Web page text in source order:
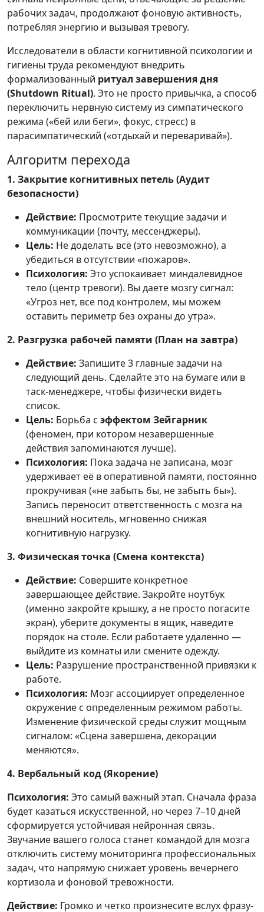
рабочих задач, продолжают фоновую активность,
потребляя энергию и вызывая тревогу.
Исследователи в области когнитивной психологии и
гигиены труда рекомендуют внедрить
формализованный ритуал завершения дня
(Shutdown Ritual). Это не просто привычка, а способ
переключить нервную систему из симпатического
режима («бей или беги», фокус, стресс) в
парасимпатический («отдыхай и переваривай»).
Алгоритм перехода
1. Закрытие когнитивных петель (Аудит
безопасности)
Действие: Просмотрите текущие задачи и
коммуникации (почту, мессенджеры).
Цель: Не доделать всё (это невозможно), а
убедиться в отсутствии «пожаров».
Психология: Это успокаивает миндалевидное
тело (центр тревоги). Вы даете мозгу сигнал:
«Угроз нет, все под контролем, мы можем
оставить периметр без охраны до утра».
2. Разгрузка рабочей памяти (План на завтра)
Действие: Запишите 3 главные задачи на
следующий день. Сделайте это на бумаге или в
таск-менеджере, чтобы физически видеть
список.
Цель: Борьба с эффектом Зейгарник
(феномен, при котором незавершенные
действия запоминаются лучше).
Психология: Пока задача не записана, мозг
удерживает её в оперативной памяти, постоянно
прокручивая («не забыть бы, не забыть бы»).
Запись переносит ответственность с мозга на
внешний носитель, мгновенно снижая
когнитивную нагрузку.
3. Физическая точка (Смена контекста)
Действие: Совершите конкретное
завершающее действие. Закройте ноутбук
(именно закройте крышку, а не просто погасите
экран), уберите документы в ящик, наведите
порядок на столе. Если работаете удаленно —
выйдите из комнаты или смените одежду.
Цель: Разрушение пространственной привязки к
работе.
Психология: Мозг ассоциирует определенное
окружение с определенным режимом работы.
Изменение физической среды служит мощным
сигналом: «Сцена завершена, декорации
меняются».
4. Вербальный код (Якорение)
Психология: Это самый важный этап. Сначала фраза
будет казаться искусственной, но через 7–10 дней
сформируется устойчивая нейронная связь.
Звучание вашего голоса станет командой для мозга
отключить систему мониторинга профессиональных
задач, что напрямую снижает уровень вечернего
кортизола и фоновой тревожности.
Действие: Громко и четко произнесите вслух фразу-